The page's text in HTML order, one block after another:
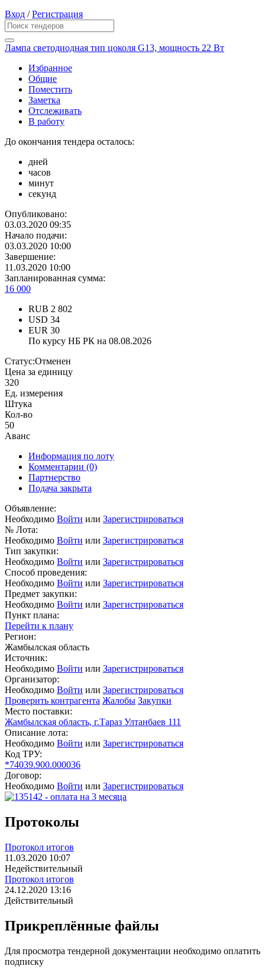
Вход /Регистрация
Лампа светодиодная тип цоколя G13, мощность 22 Вт
Избранное
Общие
Поместить
Заметка
Отслеживать
В работу
До окончания тендера осталось:
дней
часов
минут
секунд
Опубликовано:
03.03.2020 09:35
Начало подачи:
03.03.2020 10:00
Завершение:
11.03.2020 10:00
Запланированная сумма:
16 000
RUB 2 802
USD 34
EUR 30
По курсу НБ РК на 08.08.2026
Статус:Отменен
Цена за единицу
320
Ед. измерения
Штука
Кол-во
50
Аванс
Информация по лоту
Комментарии (0)
Партнерство
Подача закрыта
Объявление:
Необходимо Войти или Зарегистрироваться
№ Лота:
Необходимо Войти или Зарегистрироваться
Тип закупки:
Необходимо Войти или Зарегистрироваться
Способ проведения:
Необходимо Войти или Зарегистрироваться
Предмет закупки:
Необходимо Войти или Зарегистрироваться
Пункт плана:
Перейти к плану
Регион:
Жамбылская область
Источник:
Необходимо Войти или Зарегистрироваться
Организатор:
Необходимо Войти или Зарегистрироваться
Проверить контрагента Жалобы Закупки
Место поставки:
Жамбылская область, г.Тараз Ултанбаев 111
Описание лота:
Необходимо Войти или Зарегистрироваться
Код ТРУ:
*74039.900.000036
Договор:
Необходимо Войти или Зарегистрироваться
Протоколы
Протокол итогов
11.03.2020 10:07
Недействительный
Протокол итогов
24.12.2020 13:16
Действительный
Прикреплённые файлы
Для просмотра тендерной документации необходимо оплатить
подписку